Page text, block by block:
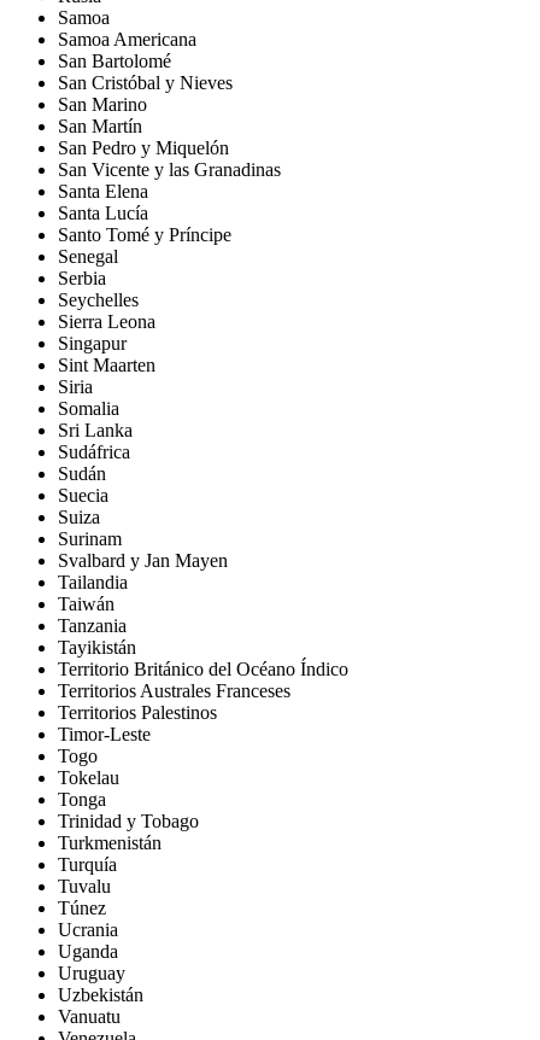
Samoa
Samoa Americana
San Bartolomé
San Cristóbal y Nieves
San Marino
San Martín
San Pedro y Miquelón
San Vicente y las Granadinas
Santa Elena
Santa Lucía
Santo Tomé y Príncipe
Senegal
Serbia
Seychelles
Sierra Leona
Singapur
Sint Maarten
Siria
Somalia
Sri Lanka
Sudáfrica
Sudán
Suecia
Suiza
Surinam
Svalbard y Jan Mayen
Tailandia
Taiwán
Tanzania
Tayikistán
Territorio Británico del Océano Índico
Territorios Australes Franceses
Territorios Palestinos
Timor-Leste
Togo
Tokelau
Tonga
Trinidad y Tobago
Turkmenistán
Turquía
Tuvalu
Túnez
Ucrania
Uganda
Uruguay
Uzbekistán
Vanuatu